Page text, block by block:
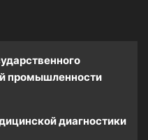
промышленности
диагностики